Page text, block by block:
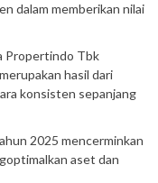
dalam memberikan nilai
Propertindo Tbk
hasil dari
konsisten sepanjang
2025 mencerminkan
aset dan